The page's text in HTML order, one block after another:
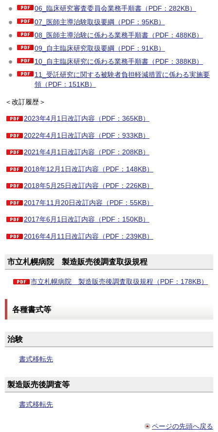
06_臨床研究審査委員会業務手順書（PDF：282KB）
07_医師主導治験取扱要綱（PDF：95KB）
08_医師主導治験に係わる業務手順書（PDF：488KB）
09_自主臨床研究取扱要綱（PDF：91KB）
10_自主臨床研究に係わる業務手順書（PDF：388KB）
11_受託研究に関する被験者負担軽減措置に係わる実施要
領（PDF：151KB）
＜改訂履歴＞
2023年4月1日改訂内容（PDF：365KB）
2022年4月1日改訂内容（PDF：933KB）
2021年4月1日改訂内容（PDF：208KB）
2018年12月1日改訂内容（PDF：148KB）
2018年5月25日改訂内容（PDF：226KB）
2017年11月20日改訂内容（PDF：55KB）
2017年6月1日改訂内容（PDF：150KB）
2016年4月11日改訂内容（PDF：239KB）
市立札幌病院 製造販売後調査取扱規程
市立札幌病院 製造販売後調査取扱規程（PDF：178KB）
各種書式等
治験
書式移転先
製造販売後調査等
書式移転先
ページの先頭へ戻る